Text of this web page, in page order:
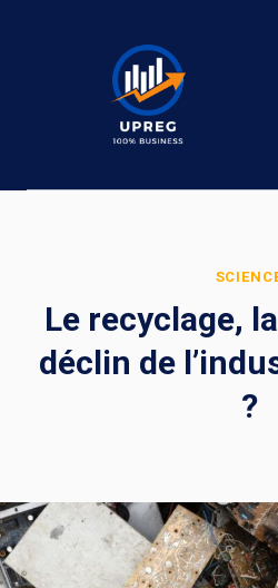
Le recyclage,
déclin de
?